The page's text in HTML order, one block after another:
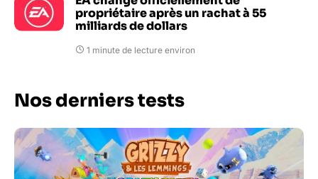
propriétaire après un rachat à 55
milliards de dollars
1 minute de lecture environ
Nos derniers tests